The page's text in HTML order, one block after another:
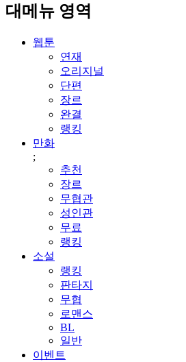
대메뉴 영역
웹툰
연재
오리지널
단편
장르
완결
랭킹
만화
;
추천
장르
무협관
성인관
무료
랭킹
소설
랭킹
판타지
무협
로맨스
BL
일반
이벤트